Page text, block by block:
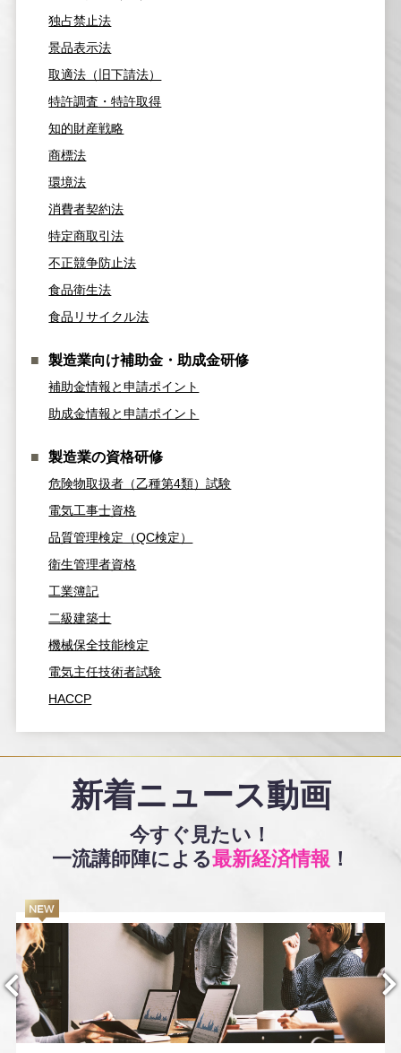
独占禁止法
景品表示法
取適法（旧下請法）
特許調査・特許取得
知的財産戦略
商標法
環境法
消費者契約法
特定商取引法
不正競争防止法
食品衛生法
食品リサイクル法
製造業向け補助金・助成金研修
補助金情報と申請ポイント
助成金情報と申請ポイント
製造業の資格研修
危険物取扱者（乙種第4類）試験
電気工事士資格
品質管理検定（QC検定）
衛生管理者資格
工業簿記
二級建築士
機械保全技能検定
電気主任技術者試験
HACCP
新着ニュース動画
今すぐ見たい！
一流講師陣による最新経済情報 ！